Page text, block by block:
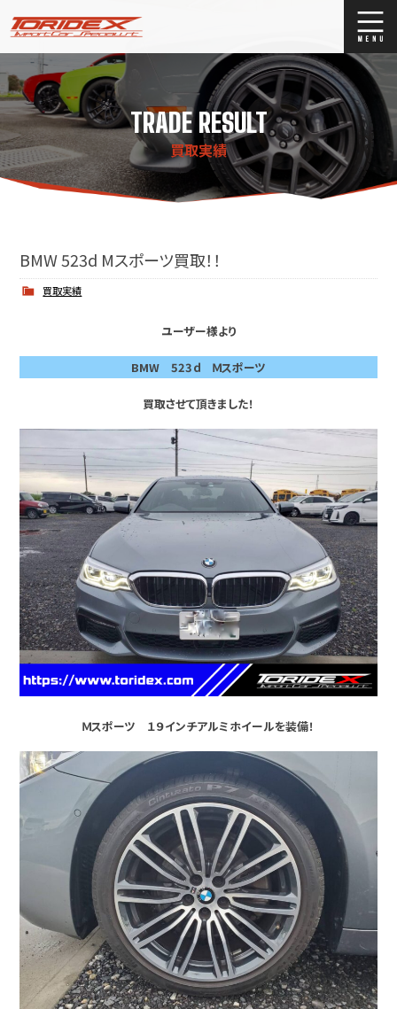
ブログ
Stock list
ストックリスト
買取
TRADE RESULT
買取実績
BMW 523d Mスポーツ買取！！
買取実績
ユーザー様より
BMW 523ｄ Ｍスポーツ
買取させて頂きました！
Ｍスポーツ １９インチアルミホイールを装備！